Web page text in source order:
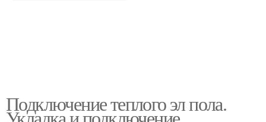
Подключение теплого эл пола.